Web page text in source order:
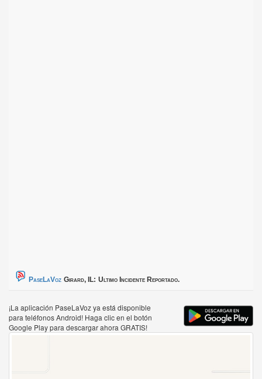
PaseLaVoz Girard, IL: Ultimo Incidente Reportado.
¡La aplicación PaseLaVoz ya está disponible
para teléfonos Android! Haga clic en el botón
Google Play para descargar ahora GRATIS!